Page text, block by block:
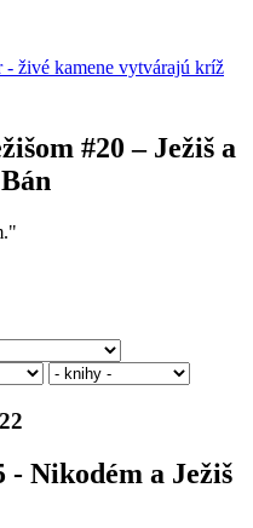
#20 – Ježiš a
- Nikodém a Ježiš